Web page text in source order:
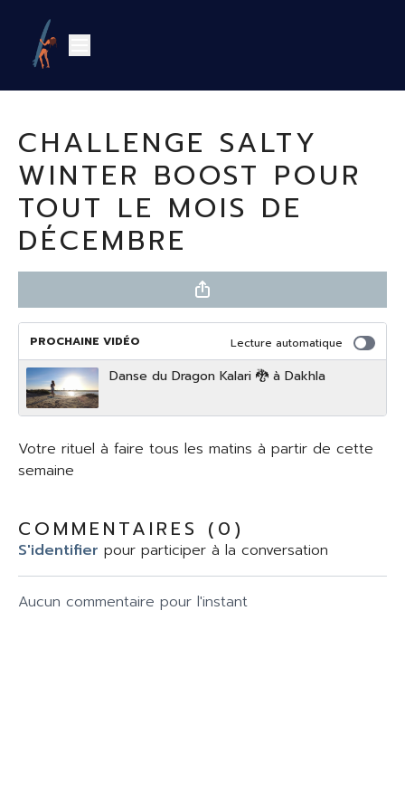
CHALLENGE SALTY
WINTER BOOST POUR
TOUT LE MOIS DE
DÉCEMBRE
PROCHAINE VIDÉO Lecture automatique
Danse du Dragon Kalari 🐉 à Dakhla
Votre rituel à faire tous les matins à partir de cette
semaine
COMMENTAIRES ( 0 )
S'identifier pour participer à la conversation
Aucun commentaire pour l'instant